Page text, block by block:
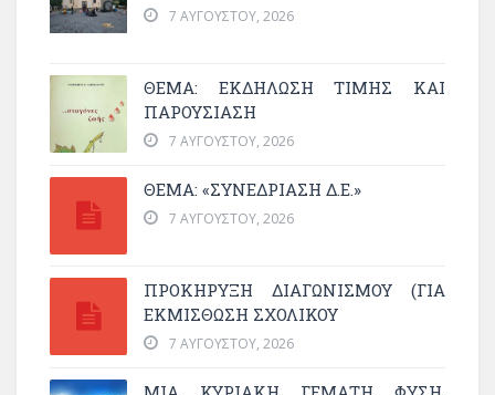
7 ΑΥΓΟΎΣΤΟΥ, 2026
ΘΈΜΑ: ΕΚΔΉΛΩΣΗ ΤΙΜΉΣ ΚΑΙ
ΠΑΡΟΥΣΊΑΣΗ
7 ΑΥΓΟΎΣΤΟΥ, 2026
ΘΕΜΑ: «ΣΥΝΕΔΡΊΑΣΗ Δ.Ε.»
7 ΑΥΓΟΎΣΤΟΥ, 2026
ΠΡΟΚΗΡΥΞΗ ΔΙΑΓΩΝΙΣΜΟΥ (ΓΙΑ
ΕΚΜΊΣΘΩΣΗ ΣΧΟΛΙΚΟΎ
7 ΑΥΓΟΎΣΤΟΥ, 2026